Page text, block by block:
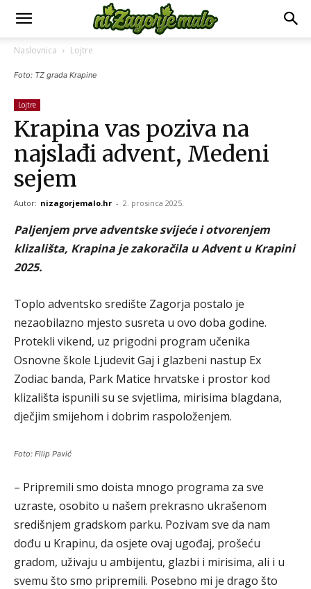
Naslovnica Lojtre
Foto: TZ grada Krapine
Lojtre
Krapina vas poziva na
najslađi advent, Medeni
sejem
Autor: nizagorjemalo.hr - 2. prosinca 2025.
Paljenjem prve adventske svijeće i otvorenjem
klizališta, Krapina je zakoračila u Advent u Krapini
2025.
Toplo adventsko središte Zagorja postalo je
nezaobilazno mjesto susreta u ovo doba godine.
Protekli vikend, uz prigodni program učenika
Osnovne škole Ljudevit Gaj i glazbeni nastup Ex
Zodiac banda, Park Matice hrvatske i prostor kod
klizališta ispunili su se svjetlima, mirisima blagdana,
dječjim smijehom i dobrim raspoloženjem.
Foto: Filip Pavić
– Pripremili smo doista mnogo programa za sve
uzraste, osobito u našem prekrasno ukrašenom
središnjem gradskom parku. Pozivam sve da nam
dođu u Krapinu, da osjete ovaj ugođaj, prošeću
gradom, uživaju u ambijentu, glazbi i mirisima, ali i u
svemu što smo pripremili. Posebno mi je drago što